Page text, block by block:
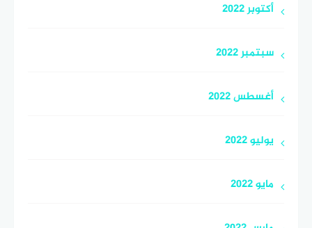
أكتوبر 2022
سبتمبر 2022
أغسطس 2022
يوليو 2022
مايو 2022